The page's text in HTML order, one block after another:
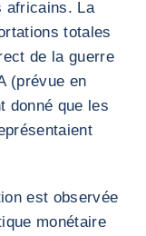
africains. La
totales
de la guerre
(prévue en
donné que les
est observée
monétaire